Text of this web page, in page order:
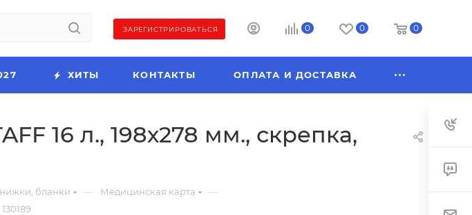
ЗАРЕГИСТРИРОВАТЬСЯ 0 0 0
ХИТЫ КОНТАКТЫ ОПЛАТА И ДОСТАВКА
16 л., 198х278 мм., скрепка,
бланки — Медицинская карта —